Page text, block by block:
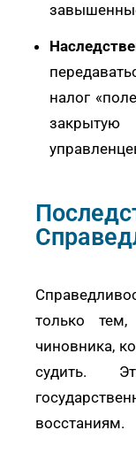
налог
только
чиновника,
судить.
восстаниям.